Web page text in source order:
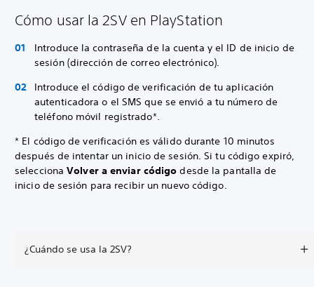
Cómo usar la 2SV en PlayStation
Introduce la contraseña de la cuenta y el ID de inicio de
sesión (dirección de correo electrónico).
Introduce el código de verificación de tu aplicación
autenticadora o el SMS que se envió a tu número de
teléfono móvil registrado*.
* El código de verificación es válido durante 10 minutos
después de intentar un inicio de sesión. Si tu código expiró,
seleccionaVolver a enviar código desde la pantalla de
inicio de sesión para recibir un nuevo código.
¿Cuándo se usa la 2SV?